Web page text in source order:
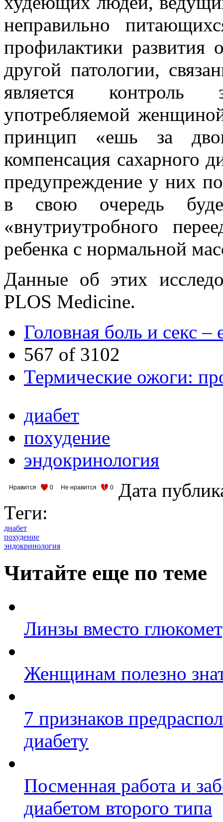
неправильно
профилактики развития
другой патологии,
является
употребляемой
принцип «ешь за
компенсация сахарного
предупреждение у них
в свою очередь
«внутриутробного
ребенка с нормальной
Данные об этих
PLOS Medicine.
Головная боль и секс –
567 of 3102
Термические ожоги:
диабет
похудение
эндокринология
Нравится 0 Не нравится 0
Дата
Теги:
диабет
похудение
эндокринология
Читайте еще по теме
Линзы вместо
Женщинам полезно
7 признаков
диабету
Посменная работа и
диабетом второго типа